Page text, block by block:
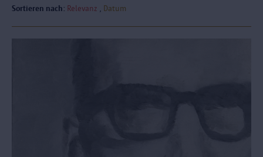
Sortieren nach: Relevanz Datum